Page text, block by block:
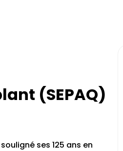
(SEPAQ)
ses 125 ans en